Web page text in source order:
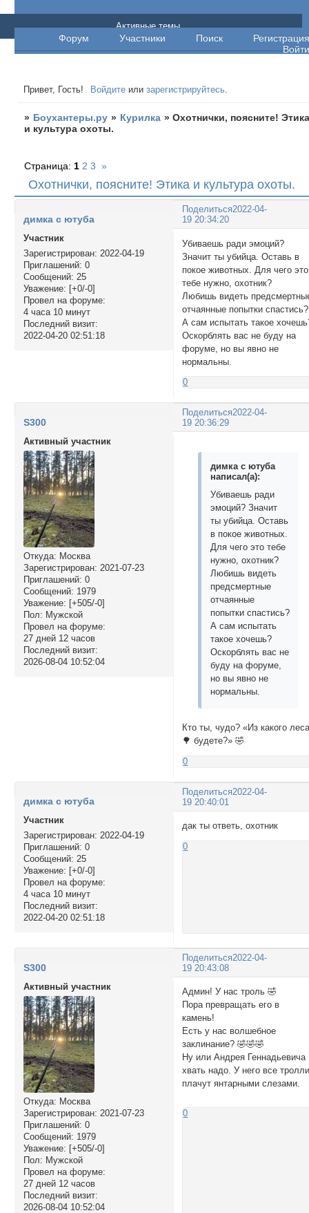
Боухантеры.ру
Форум Участники Поиск
Регистрация
Войти
Активные темы
Привет, Гость! Войдите илизарегистрируйтесь.
» Боухантеры.ру » Курилка »Охотнички, поясните!
и культура охоты.
Охотнички, поясните! Этика и культура охоты.
Страница: 1 2 3 »
Поделиться2022-04-
19 20:34:20
димка с ютуба
Участник
Зарегистрирован: 2022-04-19
Приглашений: 0
Сообщений: 25
Уважение: [+0/-0]
Провел на форуме:
4 часа 10 минут
Последний визит:
2022-04-20 02:51:18
Убиваешь ради эмоций?
Значит ты убийца. Оставь в
покое животных. Для чего это
тебе нужно, охотник?
Любишь видеть
отчаянные попытки спастись?
А сам испытать такое
Оскорблять вас не буду на
форуме, но вы явно не
нормальны.
0
Поделиться2022-04-
19 20:36:29
S300
Активный участник
Откуда: Москва
Зарегистрирован: 2021-07-23
Приглашений: 0
Сообщений: 1979
Уважение: [+505/-0]
Пол: Мужской
Провел на форуме:
27 дней 12 часов
Последний визит:
2026-08-04 10:52:04
димка с ютуба
написал(а):
Убиваешь ради
эмоций? Значит
ты убийца. Оставь
в покое животных.
Для чего это тебе
нужно, охотник?
Любишь видеть
предсмертные
отчаянные
попытки спастись?
А сам испытать
такое хочешь?
Оскорблять вас не
буду на форуме,
но вы явно не
нормальны.
Кто ты, чудо? «Из какого
🌳 будете?» 🤣
0
Поделиться2022-04-
19 20:40:01
димка с ютуба
Участник
Зарегистрирован: 2022-04-19
Приглашений: 0
Сообщений: 25
Уважение: [+0/-0]
Провел на форуме:
4 часа 10 минут
Последний визит:
2022-04-20 02:51:18
дак ты ответь, охотник
0
Поделиться2022-04-
19 20:43:08
S300
Активный участник
Откуда: Москва
Зарегистрирован: 2021-07-23
Приглашений: 0
Сообщений: 1979
Уважение: [+505/-0]
Пол: Мужской
Провел на форуме:
27 дней 12 часов
Последний визит:
2026-08-04 10:52:04
Админ! У нас троль 🤣
Пора превращать его в
камень!
Есть у нас волшебное
заклинание? 🤣🤣🤣
Ну или Андрея Геннадьевича
хвать надо. У него все
плачут янтарными слезами.
0